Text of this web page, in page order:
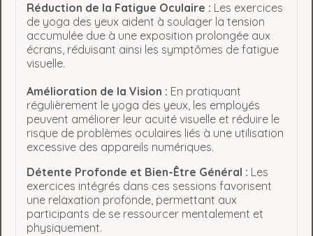
Réduction de la Fatigue Oculaire : Les exercices
de yoga des yeux aident à soulager la tension
accumulée due à une exposition prolongée aux
écrans, réduisant ainsi les symptômes de fatigue
visuelle.
Amélioration de la Vision : En pratiquant
régulièrement le yoga des yeux, les employés
peuvent améliorer leur acuité visuelle et réduire le
risque de problèmes oculaires liés à une utilisation
excessive des appareils numériques.
Détente Profonde et Bien-Être Général : Les
exercices intégrés dans ces sessions favorisent
une relaxation profonde, permettant aux
participants de se ressourcer mentalement et
physiquement.